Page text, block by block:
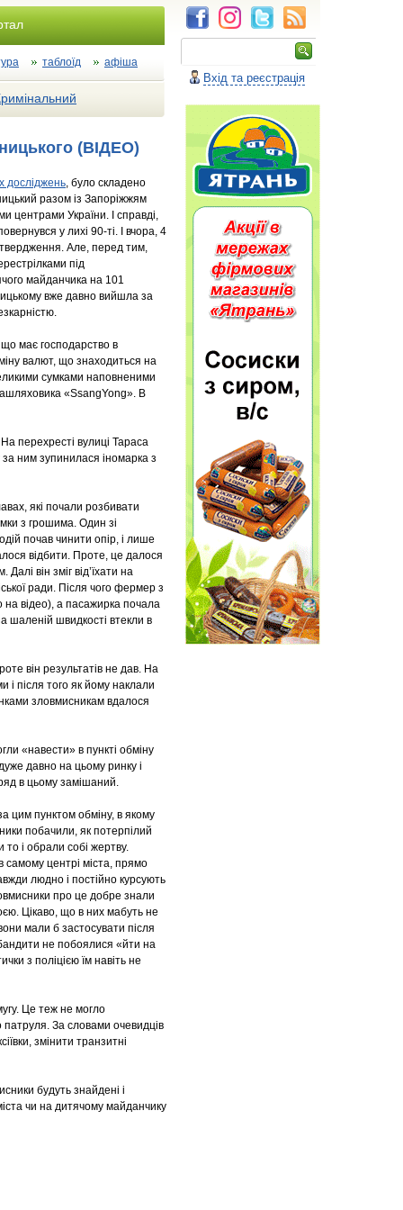
таблоїд афіша
(ВІДЕО)
досліджень, було складено
разом із Запоріжжям
центрами України. І справді,
у лихі 90-ті. І вчора, 4
Але, перед тим,
під
майданчика на 101
вже давно вийшла за
має господарство в
валют, що знаходиться на
сумками наповненими
«SsangYong». В
перехресті вулиці Тараса
ним зупинилася іномарка з
які почали розбивати
з грошима. Один зі
почав чинити опір, і лише
відбити. Проте, це далося
він зміг від’їхати на
ради. Після чого фермер з
на відео), а пасажирка почала
шаленій швидкості втекли в
він результатів не дав. На
після того як йому наклали
зловмисникам вдалося
«навести» в пункті обміну
давно на цьому ринку і
в цьому замішаний.
цим пунктом обміну, в якому
побачили, як потерпілий
то і обрали собі жертву.
самому центрі міста, прямо
людно і постійно курсують
про це добре знали
Цікаво, що в них мабуть не
мали б застосувати після
не побоялися «йти на
з поліцією їм навіть не
Це теж не могло
патруля. За словами очевидців
змінити транзитні
будуть знайдені і
чи на дитячому майданчику
Вхід та реєстрація